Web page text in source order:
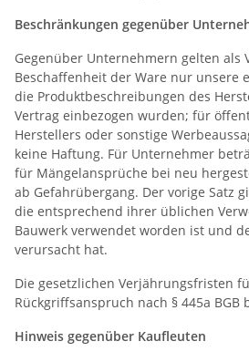
Beschränkungen gegenüber
Gegenüber Unternehmern gelten als
Beschaffenheit der Ware nur unsere
die Produktbeschreibungen des
Vertrag einbezogen wurden; für
Herstellers oder sonstige
keine Haftung. Für Unternehmer
für Mängelansprüche bei neu
ab Gefahrübergang. Der vorige Satz
die entsprechend ihrer üblichen
Bauwerk verwendet worden ist und
verursacht hat.
Die gesetzlichen Verjährungsfristen
Rückgriffsanspruch nach § 445a
Hinweis gegenüber Kaufleuten